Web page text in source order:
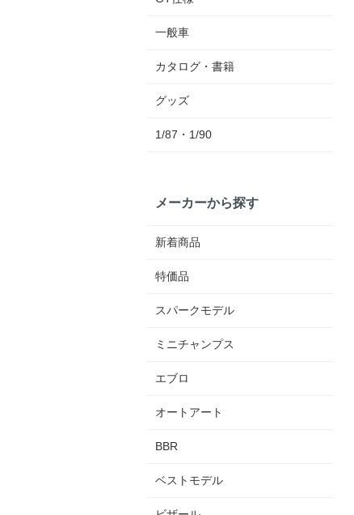
一般車
カタログ・書籍
グッズ
1/87・1/90
メーカーから探す
新着商品
特価品
スパークモデル
ミニチャンプス
エブロ
オートアート
BBR
ベストモデル